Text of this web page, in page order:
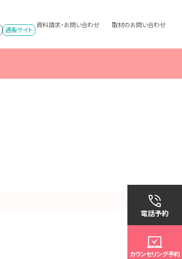
通販サイト
資料請求・お問い合わせ 取材のお問い合わせ
電話予約
カウンセリング予約